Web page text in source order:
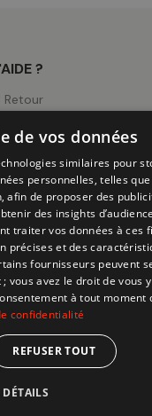
?
Retour
Confidentialité
de vos données
similaires pour
personnelles, telles que
afin de proposer des
des insights
traiter vos données à ces
et des
fournisseurs peuvent
avez le droit de vous
à tout moment
confidentialité
REFUSER TOUT